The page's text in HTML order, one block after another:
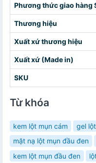
Phương thức giao hàng
Thương hiệu
Xuất xứ thương hiệu
Xuất xứ (Made in)
SKU
Từ khóa
kem lột mụn cám gel
mặt nạ lột mụn đầu đen
kem lột mụn đầu đen